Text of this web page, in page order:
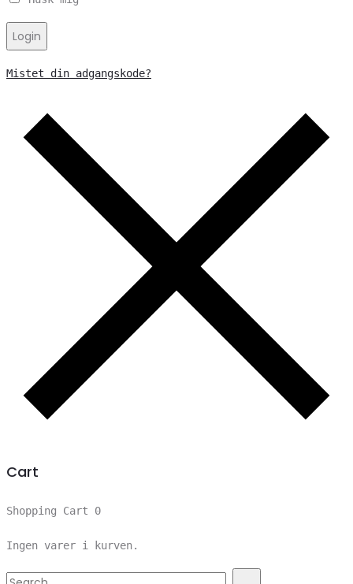
Login
Mistet din adgangskode?
Cart
Shopping Cart 0
Ingen varer i kurven.
Search